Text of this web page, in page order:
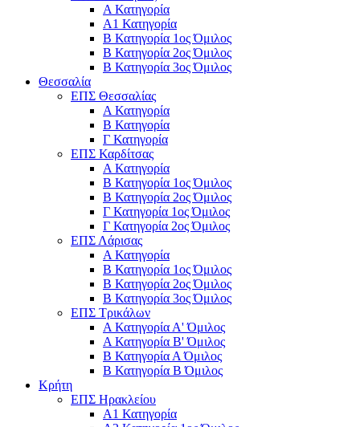
Α Κατηγορία
Α1 Κατηγορία
Β Κατηγορία 1ος Όμιλος
Β Κατηγορία 2ος Όμιλος
Β Κατηγορία 3ος Όμιλος
Θεσσαλία
ΕΠΣ Θεσσαλίας
Α Κατηγορία
Β Κατηγορία
Γ Κατηγορία
ΕΠΣ Καρδίτσας
Α Κατηγορία
Β Κατηγορία 1ος Όμιλος
Β Κατηγορία 2ος Όμιλος
Γ Κατηγορία 1ος Όμιλος
Γ Κατηγορία 2ος Όμιλος
ΕΠΣ Λάρισας
Α Κατηγορία
Β Κατηγορία 1ος Όμιλος
Β Κατηγορία 2ος Όμιλος
Β Κατηγορία 3ος Όμιλος
ΕΠΣ Τρικάλων
Α Κατηγορία Α' Όμιλος
Α Κατηγορία Β' Όμιλος
Β Κατηγορία Α Όμιλος
Β Κατηγορία Β Όμιλος
Κρήτη
ΕΠΣ Ηρακλείου
Α1 Κατηγορία